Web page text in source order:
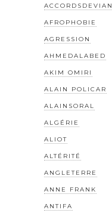
ACCORDSDEVIAN
AFROPHOBIE
AGRESSION
AHMEDALABED
AKIM OMIRI
ALAIN POLICAR
ALAINSORAL
ALGÉRIE
ALIOT
ALTÉRITÉ
ANGLETERRE
ANNE FRANK
ANTIFA